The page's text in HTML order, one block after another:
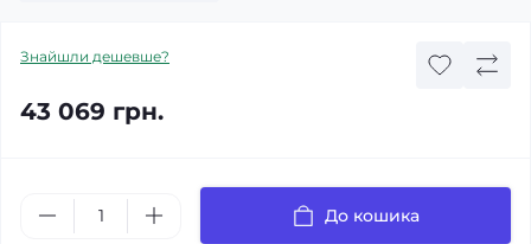
Знайшли дешевше?
43 069 грн.
До кошика